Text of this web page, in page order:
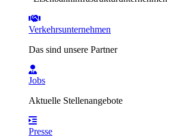
Verkehrsunternehmen
Das sind unsere Partner
Jobs
Aktuelle Stellenangebote
Presse